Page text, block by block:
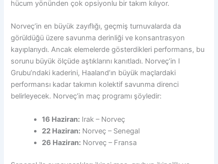
hücum yönünden çok opsiyonlu bir takım kılıyor.
Norveç’in en büyük zayıflığı, geçmiş turnuvalarda da
görüldüğü üzere savunma derinliği ve konsantrasyon
kayıplarıydı. Ancak elemelerde gösterdikleri performans, bu
sorunu büyük ölçüde aştıklarını kanıtladı. Norveç’in I
Grubu’ndaki kaderini, Haaland’ın büyük maçlardaki
performansı kadar takımın kolektif savunma direnci
belirleyecek. Norveç’in maç programı şöyledir:
16 Haziran: Irak – Norveç
22 Haziran: Norveç – Senegal
26 Haziran: Norveç – Fransa